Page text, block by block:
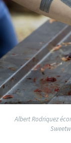
Albert Rodriquez